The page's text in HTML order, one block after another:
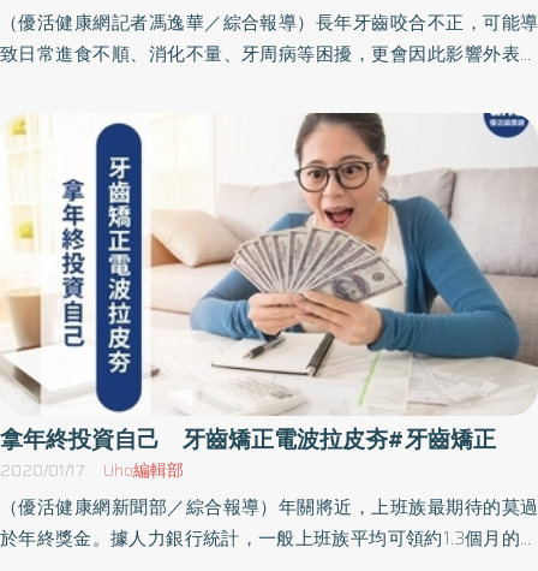
（優活健康網記者馮逸華／綜合報導）長年牙齒咬合不正，可能導
致日常進食不順、消化不量、牙周病等困擾，更會因此影響外表，
重則需透過重新植牙調整臉部骨骼，但傳統認知中植牙療程複雜、
恢復期久，其實現在已有更多元的植牙治療方式。 多年咬合不正併
牙周病 婦需用嘴巴呼吸60歲的林女士，數十年來受嚴重咬合不正困
擾，近年因患有牙周病，咬合狀況更差，僅剩後方2顆臼齒能咬合，
導致嘴巴長期呈現開咬，漸漸演變成習慣以口呼吸，不但吃飯等生
活日常習慣大受影響，也使她對自己外貌缺乏自信，不敢露齒微
笑。台北慈濟醫院牙科部醫師宋旻怡評估臉部外觀和口內咬合狀
況，建議林女士接受新式數位精準植牙，術後立即裝上臨時假牙，
不僅能立刻進食也能嶄露自信微笑。傳統植牙誤差率高、療程長 術
後生活不便宋旻怡指出，植牙是治療牙齒缺損的方式之一，醫師會
將無菌的人工牙根以手術方式植入齒槽骨，待4～6個月的時間使二
者緊密結合後，即具有原始牙根的功能，可以支撐人工假牙，取代
缺牙。傳統植牙方式會先以電腦斷層確認病患齒槽骨狀況，並用病
人的顏面做模型標記，將模型固定在咬合器上，並依據咬合器製作
假牙。此種做法不但在之後置入人工牙根時，容易產生位置誤差、
拿年終投資自己 牙齒矯正電波拉皮夯#牙齒矯正
2020/01/17 Uho編輯部
（優活健康網新聞部／綜合報導）年關將近，上班族最期待的莫過
於年終獎金。據人力銀行統計，一般上班族平均可領約1.3個月的年